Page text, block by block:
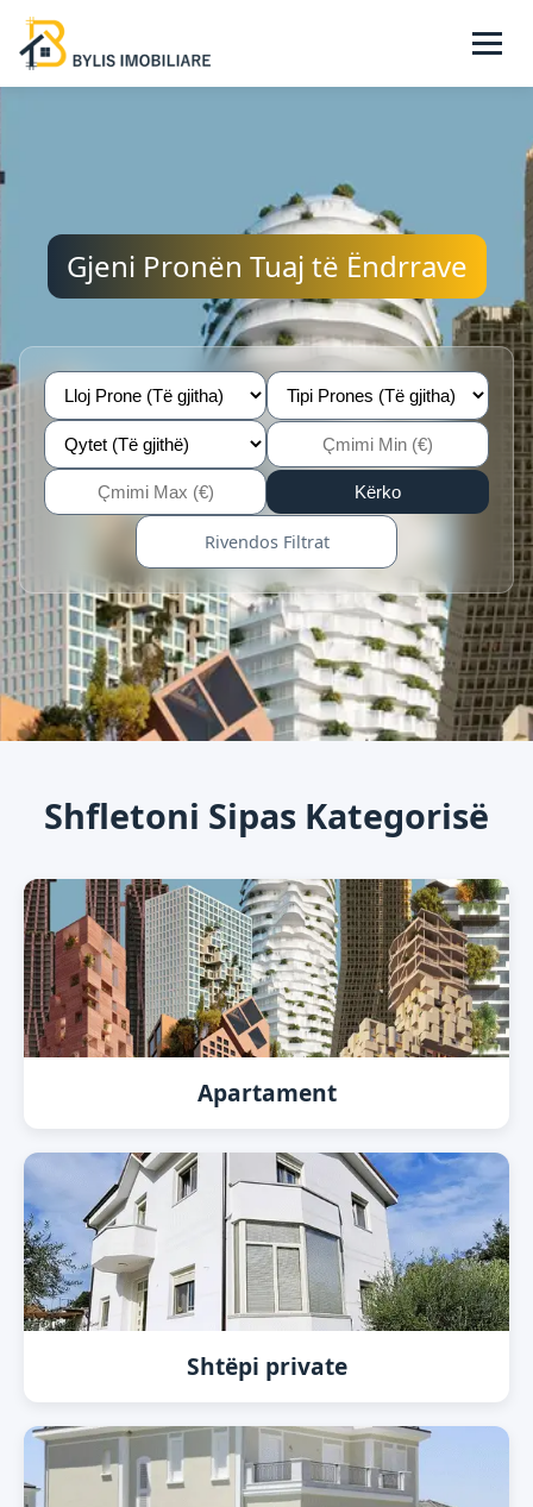
Gjeni Pronën Tuaj të Ëndrrave
Kërko
Rivendos Filtrat
Shfletoni Sipas Kategorisë
Apartament
Shtëpi private